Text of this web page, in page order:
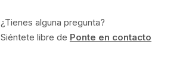
¿Tienes alguna pregunta?
Siéntete libre de Ponte en contacto